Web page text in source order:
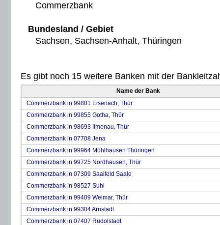
Commerzbank
Bundesland / Gebiet
Sachsen, Sachsen-Anhalt, Thüringen
Es gibt noch 15 weitere Banken mit der
Name der Bank
Commerzbank in 99801 Eisenach, Thür
Commerzbank in 99855 Gotha, Thür
Commerzbank in 98693 Ilmenau, Thür
Commerzbank in 07708 Jena
Commerzbank in 99964 Mühlhausen Thüringen
Commerzbank in 99725 Nordhausen, Thür
Commerzbank in 07309 Saalfeld Saale
Commerzbank in 98527 Suhl
Commerzbank in 99409 Weimar, Thür
Commerzbank in 99304 Arnstadt
Commerzbank in 07407 Rudolstadt